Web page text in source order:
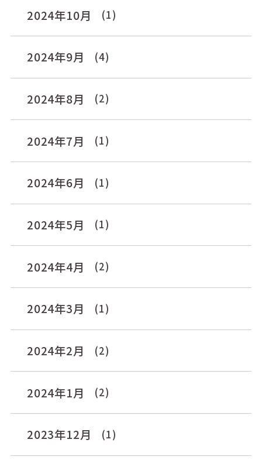
2024年10月 (1)
2024年9月 (4)
2024年8月 (2)
2024年7月 (1)
2024年6月 (1)
2024年5月 (1)
2024年4月 (2)
2024年3月 (1)
2024年2月 (2)
2024年1月 (2)
2023年12月 (1)